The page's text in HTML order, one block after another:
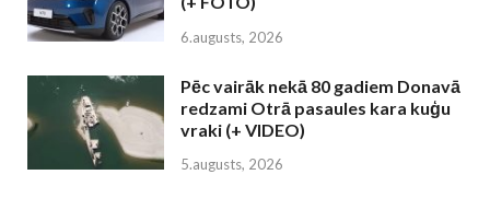
6.augusts, 2026
Pēc vairāk nekā 80 gadiem Donavā
redzami Otrā pasaules kara kuģu
vraki (+ VIDEO)
5.augusts, 2026